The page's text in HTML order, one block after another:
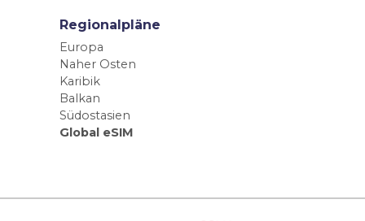
Regionalpläne
Europa
Naher Osten
Karibik
Balkan
Südostasien
Global eSIM